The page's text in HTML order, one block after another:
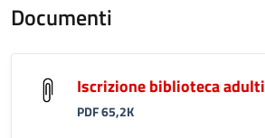
Documenti
Iscrizione biblioteca adulti
PDF 65,2K